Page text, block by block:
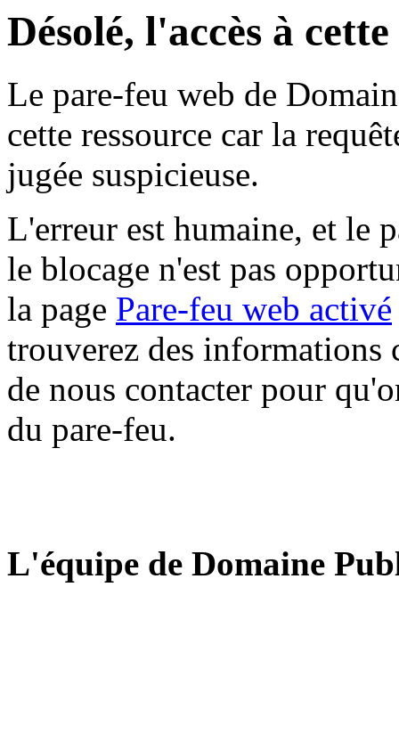
Désolé, l'accès à
Le pare-feu web de
cette ressource car la
jugée suspicieuse.
L'erreur est humaine, et le
le blocage n'est pas
la page Pare-feu web activé
trouverez des informations
de nous contacter pour
du pare-feu.
L'équipe de Domaine